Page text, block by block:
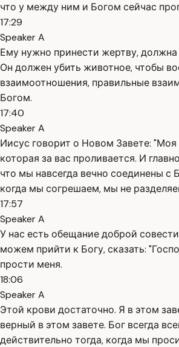
что у между ним и Богом сейчас
17:29
Speaker A
Ему нужно принести жертву, должна
Он должен убить животное, чтобы
взаимоотношения, правильные
Богом.
17:40
Speaker A
Иисус говорит о Новом Завете: "Моя
которая за вас проливается. И
что мы навсегда вечно соединены с
когда мы согрешаем, мы не
17:57
Speaker A
У нас есть обещание доброй
можем прийти к Богу, сказать:
прости меня.
18:06
Speaker A
Этой крови достаточно. Я в этом
верный в этом завете. Бог всегда
действительно тогда, когда мы